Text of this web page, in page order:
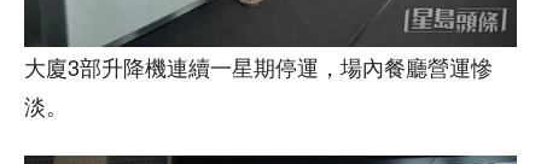
大廈3部升降機連續一星期停運，場內餐廳營運慘
淡。